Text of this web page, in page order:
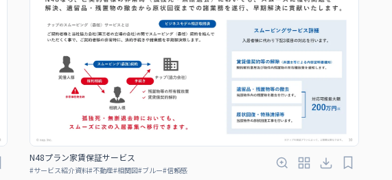
N48プラン家賃保証サービス
#サービス紹介資料#不動産#相関図#ブルー#信頼感